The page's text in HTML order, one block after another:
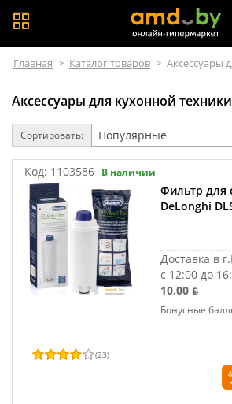
Главная > Каталог товаров > Аксессуары
Аксессуары для кухонной техники
Сортировать: Популярные
Код: 1103586 В наличии
Фильтр для
DeLonghi
Доставка в
с 12:00 до
10.00 ƃ
Бонусные
(23)